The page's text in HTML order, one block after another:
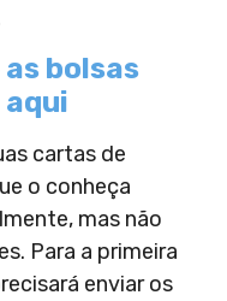
bolsas
aqui
cartas de
o conheça
mas não
Para a primeira
enviar os